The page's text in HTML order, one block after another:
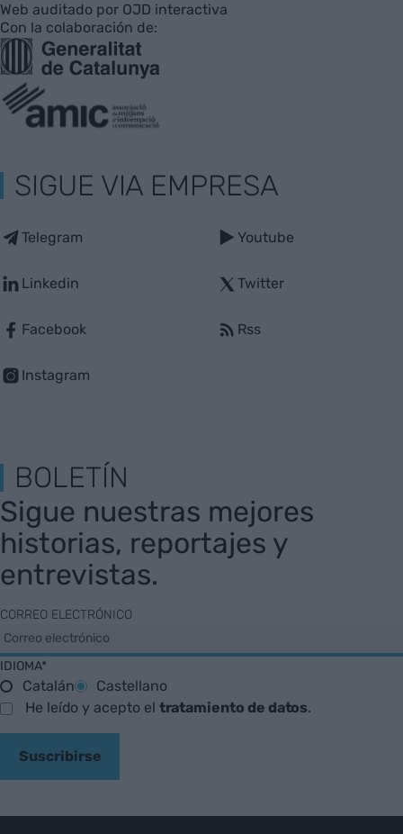
Web auditado por OJD interactiva
Con la colaboración de:
SIGUE VIA EMPRESA
Telegram
Linkedin
Facebook
Instagram
Youtube
Twitter
Rss
BOLETÍN
Sigue nuestras mejores
historias, reportajes y
entrevistas.
CORREO ELECTRÓNICO
IDIOMA*
Catalán
Castellano
He leído y acepto el tratamiento de datos.
Suscribirse